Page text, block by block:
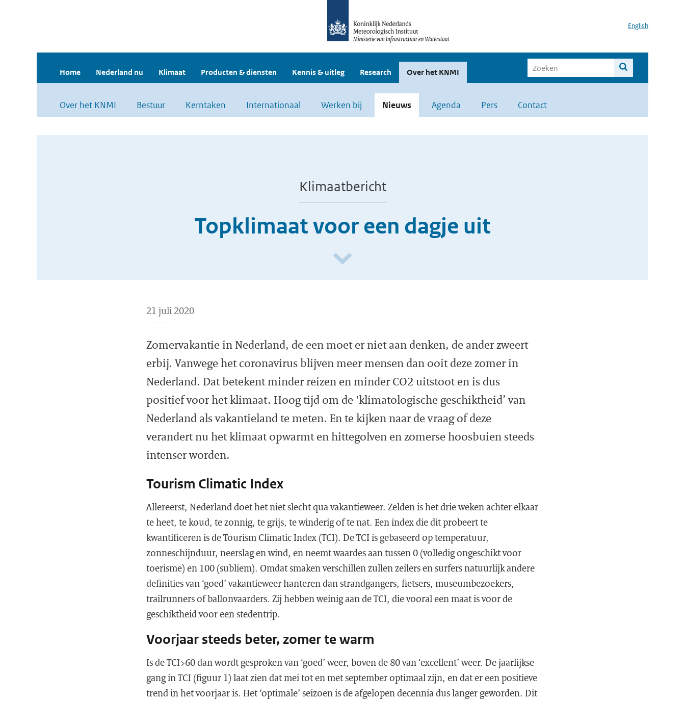
English
Home Nederland nu Klimaat Producten & diensten Kennis & uitleg Research Over het KNMI
Over het KNMI Bestuur Kerntaken Internationaal Werken bij Nieuws Agenda Pers Contact
Klimaatbericht
Topklimaat voor een dagje uit
21 juli 2020
Zomervakantie in Nederland, de een moet er niet aan denken, de ander zweert
erbij. Vanwege het coronavirus blijven meer mensen dan ooit deze zomer in
Nederland. Dat betekent minder reizen en minder CO2 uitstoot en is dus
positief voor het klimaat. Hoog tijd om de 'klimatologische geschiktheid’ van
Nederland als vakantieland te meten. En te kijken naar de vraag of deze
verandert nu het klimaat opwarmt en hittegolven en zomerse hoosbuien steeds
intenser worden.
Tourism Climatic Index
Allereerst, Nederland doet het niet slecht qua vakantieweer. Zelden is het drie weken achter elkaar
te heet, te koud, te zonnig, te grijs, te winderig of te nat. Een index die dit probeert te
kwantificeren is de Tourism Climatic Index (TCI). De TCI is gebaseerd op temperatuur,
zonneschijnduur, neerslag en wind, en neemt waardes aan tussen 0 (volledig ongeschikt voor
toerisme) en 100 (subliem). Omdat smaken verschillen zullen zeilers en surfers natuurlijk andere
definities van ‘goed’ vakantieweer hanteren dan strandgangers, fietsers, museumbezoekers,
trailrunners of ballonvaarders. Zij hebben weinig aan de TCI, die vooral een maat is voor de
geschiktheid voor een stedentrip.
Voorjaar steeds beter, zomer te warm
Is de TCI>60 dan wordt gesproken van ‘goed’ weer, boven de 80 van ‘excellent’ weer. De jaarlijkse
gang in TCI (figuur 1) laat zien dat mei tot en met september optimaal zijn, en dat er een positieve
trend in het voorjaar is. Het ‘optimale’ seizoen is de afgelopen decennia dus langer geworden. Dit